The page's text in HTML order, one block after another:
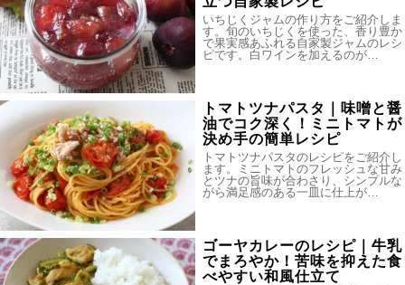
いちじくジャムの作り方をご紹介しま
す。旬のいちじくを使った、香り豊か
で果実感あふれる自家製ジャムのレシ
ピです。白ワインを加えるのが…
トマトツナパスタ｜味噌と醤
油でコク深く！ミニトマトが
決め手の簡単レシピ
トマトツナパスタのレシピをご紹介し
ます。ミニトマトのフレッシュな甘み
とツナの旨味が合わさり、シンプルな
がら満足感のある一皿に仕上が…
ゴーヤカレーのレシピ｜牛乳
でまろやか！苦味を抑えた食
べやすい和風仕立て